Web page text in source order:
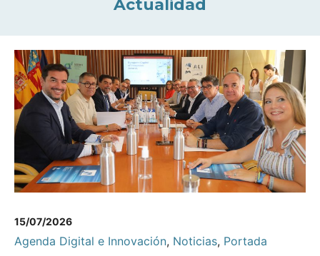
Actualidad
15/07/2026
Agenda Digital e Innovación, Noticias, Portada